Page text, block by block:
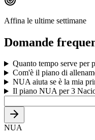
Affina le ultime settimane
Domande
Quanto tempo serve per
Com'è il piano di
NUA aiuta se è la mia
Il piano NUA per 3
NUA